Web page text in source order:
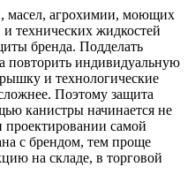
масел, агрохимии, моющих
и технических жидкостей
бренда. Подделать
повторить индивидуальную
и технологические
Поэтому защита
канистры начинается не
проектировании самой
с брендом, тем проще
на складе, в торговой